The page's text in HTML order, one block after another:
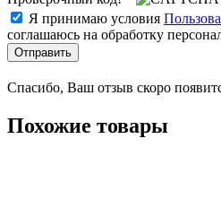
Я принимаю условия
соглашаюсь на обработку
Отправить
Спасибо, Ваш отзыв скоро
Похожие товары